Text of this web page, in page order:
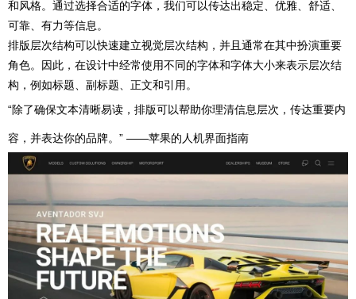
和风格。通过选择合适的字体，我们可以传达出稳定、优雅、舒适、
可靠、有力等信息。
排版层次结构可以快速建立视觉层次结构，并且通常在其中扮演重要
角色。因此，在设计中经常使用不同的字体和字体大小来表示层次结
构，例如标题、副标题、正文和引用。
“除了确保文本清晰易读，排版可以帮助你理清信息层次，传达重要内
容，并表达你的品牌。” ——苹果的人机界面指南